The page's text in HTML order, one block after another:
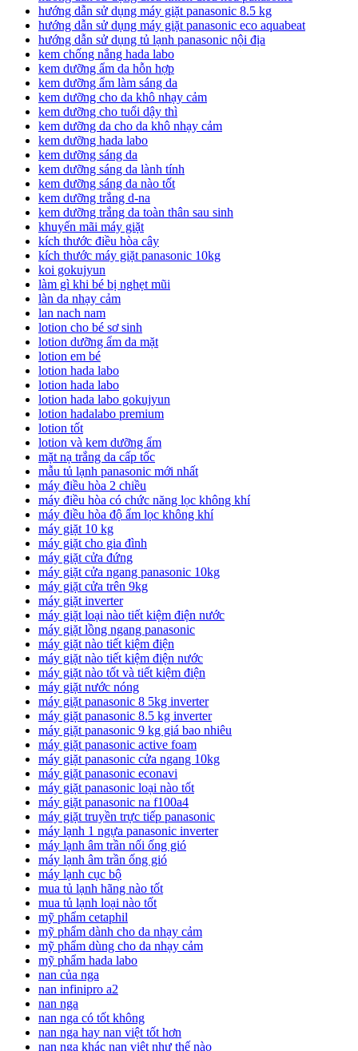
hướng dẫn sử dụng máy giặt panasonic 8.5 kg
hướng dẫn sử dụng máy giặt panasonic eco aquabeat
hướng dẫn sử dụng tủ lạnh panasonic nội địa
kem chống nắng hada labo
kem dưỡng ẩm da hỗn hợp
kem dưỡng ẩm làm sáng da
kem dưỡng cho da khô nhạy cảm
kem dưỡng cho tuổi dậy thì
kem dưỡng da cho da khô nhạy cảm
kem dưỡng hada labo
kem dưỡng sáng da
kem dưỡng sáng da lành tính
kem dưỡng sáng da nào tốt
kem dưỡng trắng d-na
kem dưỡng trắng da toàn thân sau sinh
khuyến mãi máy giặt
kích thước điều hòa cây
kích thước máy giặt panasonic 10kg
koi gokujyun
làm gì khi bé bị nghẹt mũi
làn da nhạy cảm
lan nach nam
lotion cho bé sơ sinh
lotion dưỡng ẩm da mặt
lotion em bé
lotion hada labo
lotion hada labo
lotion hada labo gokujyun
lotion hadalabo premium
lotion tốt
lotion và kem dưỡng ẩm
mặt nạ trắng da cấp tốc
mẫu tủ lạnh panasonic mới nhất
máy điều hòa 2 chiều
máy điều hòa có chức năng lọc không khí
máy điều hòa độ ẩm lọc không khí
máy giặt 10 kg
máy giặt cho gia đình
máy giặt cửa đứng
máy giặt cửa ngang panasonic 10kg
máy giặt cửa trên 9kg
máy giặt inverter
máy giặt loại nào tiết kiệm điện nước
máy giặt lồng ngang panasonic
máy giặt nào tiết kiệm điện
máy giặt nào tiết kiệm điện nước
máy giặt nào tốt và tiết kiệm điện
máy giặt nước nóng
máy giặt panasonic 8 5kg inverter
máy giặt panasonic 8.5 kg inverter
máy giặt panasonic 9 kg giá bao nhiêu
máy giặt panasonic active foam
máy giặt panasonic cửa ngang 10kg
máy giặt panasonic econavi
máy giặt panasonic loại nào tốt
máy giặt panasonic na f100a4
máy giặt truyền trực tiếp panasonic
máy lạnh 1 ngựa panasonic inverter
máy lạnh âm trần nối ống gió
máy lạnh âm trần ống gió
máy lạnh cục bộ
mua tủ lạnh hãng nào tốt
mua tủ lạnh loại nào tốt
mỹ phẩm cetaphil
mỹ phẩm dành cho da nhạy cảm
mỹ phẩm dùng cho da nhạy cảm
mỹ phẩm hada labo
nan của nga
nan infinipro a2
nan nga
nan nga có tốt không
nan nga hay nan việt tốt hơn
nan nga khác nan việt như thế nào